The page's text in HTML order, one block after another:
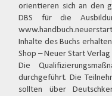
orientieren sich an den
DBS für die
Inhalte des Buchs
Shop – Neuer Start
Die
durchgeführt. Die
sollten über